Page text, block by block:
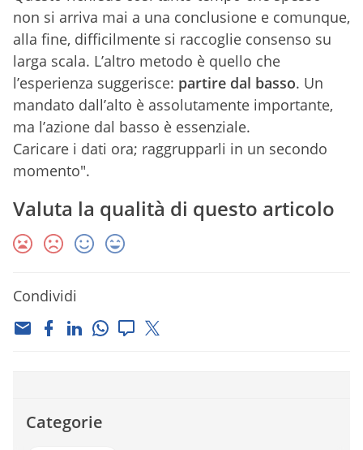
non si arriva mai a una conclusione e comunque,
alla fine, difficilmente si raccoglie consenso su
larga scala. L’altro metodo è quello che
l’esperienza suggerisce: partire dal basso. Un
mandato dall’alto è assolutamente importante,
ma l’azione dal basso è essenziale.
Caricare i dati ora; raggrupparli in un secondo
momento".
Valuta la qualità di questo articolo
Condividi
Categorie